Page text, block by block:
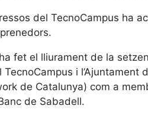
del TecnoCampus ha
fet el lliurament de la
i
de Catalunya) com a
de Sabadell.